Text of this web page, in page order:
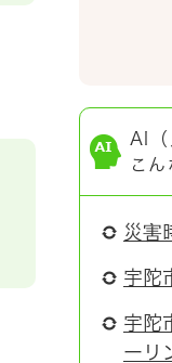
AI（
こ
災害
宇陀
宇陀
ーリ